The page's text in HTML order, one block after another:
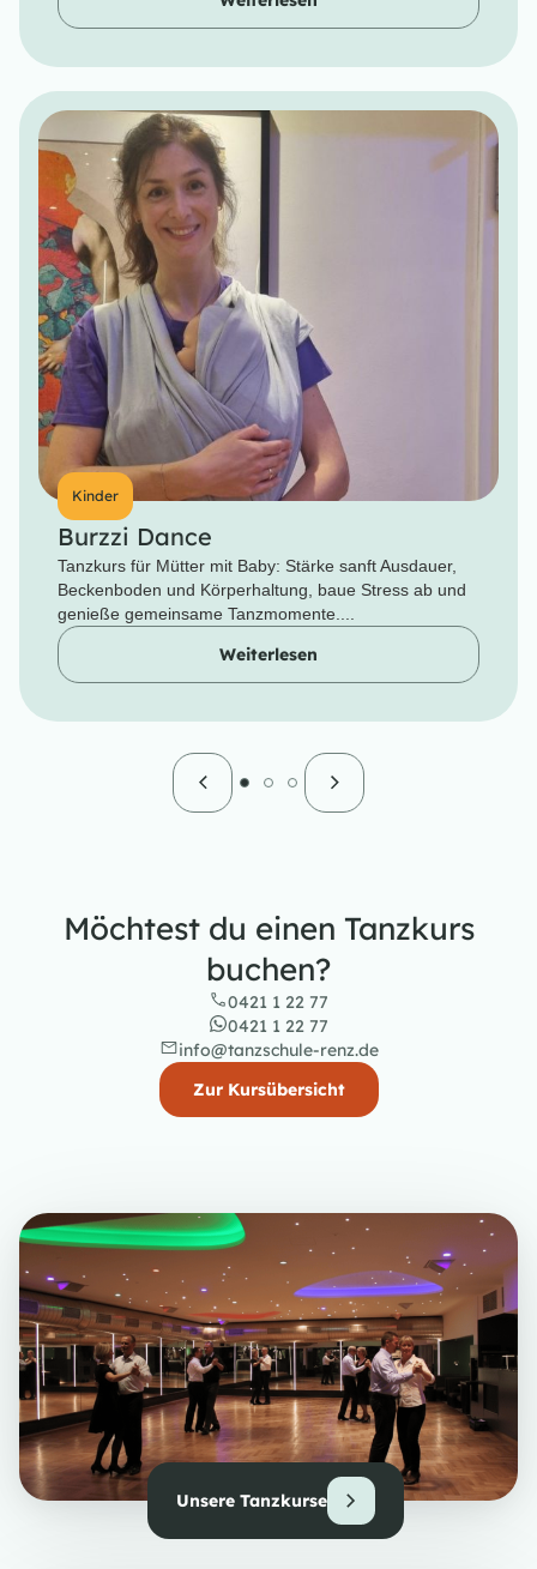
Kinder
Burzzi Dance
Tanzkurs für Mütter mit Baby: Stärke sanft Ausdauer,
Beckenboden und Körperhaltung, baue Stress ab und
genieße gemeinsame Tanzmomente....
Weiterlesen
Möchtest du einen Tanzkurs
buchen?
0421 1 22 77
0421 1 22 77
info@tanzschule-renz.de
Zur Kursübersicht
Unsere Tanzkurse